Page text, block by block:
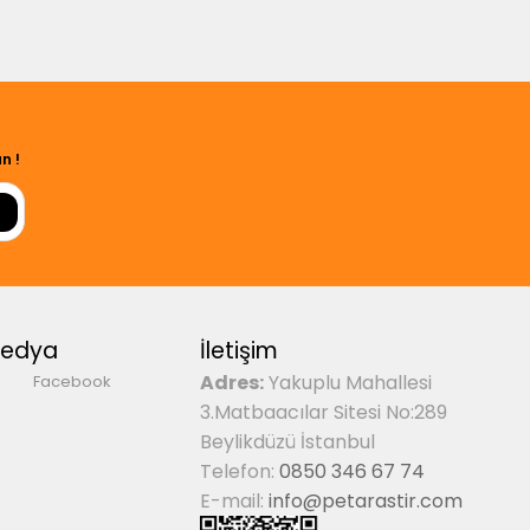
!
Facebook
İletişim
Adres:Yakuplu Mahallesi
3.Matbaacılar Sitesi No:289
Beylikdüzü İstanbul
Telefon: 0850 346 67 74
E-mail: info@petarastir.com